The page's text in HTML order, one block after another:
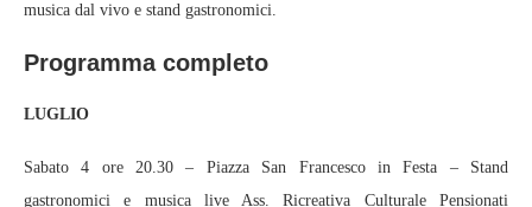
musica dal vivo e stand gastronomici.
Programma completo
LUGLIO
Sabato 4 ore 20.30 – Piazza San Francesco in Festa – Stand
gastronomici e musica live Ass. Ricreativa Culturale Pensionati